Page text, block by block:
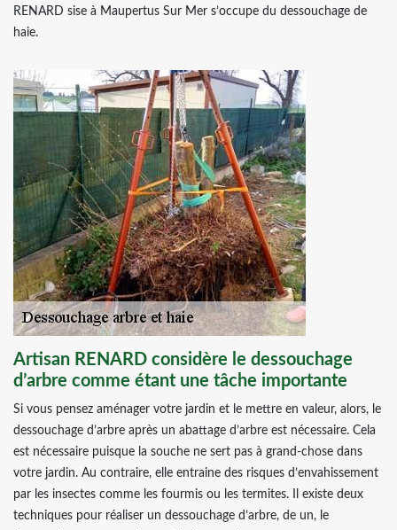
RENARD sise à Maupertus Sur Mer s’occupe du dessouchage de
haie.
Artisan RENARD considère le dessouchage
d’arbre comme étant une tâche importante
Si vous pensez aménager votre jardin et le mettre en valeur, alors, le
dessouchage d’arbre après un abattage d’arbre est nécessaire. Cela
est nécessaire puisque la souche ne sert pas à grand-chose dans
votre jardin. Au contraire, elle entraine des risques d’envahissement
par les insectes comme les fourmis ou les termites. Il existe deux
techniques pour réaliser un dessouchage d’arbre, de un, le